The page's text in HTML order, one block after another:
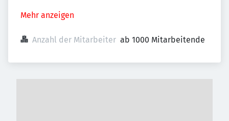
Mehr anzeigen
Anzahl der Mitarbeiter ab 1000 Mitarbeitende